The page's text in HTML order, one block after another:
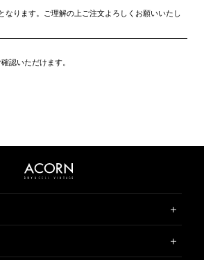
なります。ご理解の上ご注文よろしくお願いいたし
認いただけます。